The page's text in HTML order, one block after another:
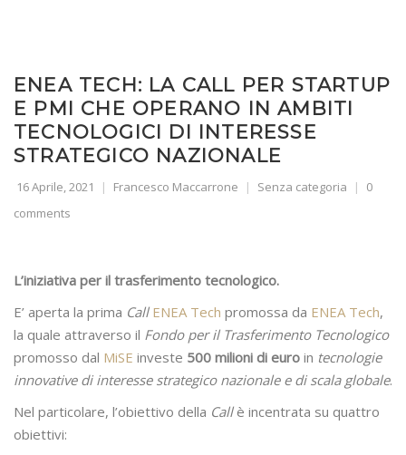
ENEA TECH: LA CALL PER STARTUP
E PMI CHE OPERANO IN AMBITI
TECNOLOGICI DI INTERESSE
STRATEGICO NAZIONALE
16 Aprile, 2021 Francesco Maccarrone Senza categoria
0
comments
L’iniziativa per il trasferimento tecnologico.
E’ aperta la prima Call ENEA Tech promossa da ENEA Tech,
la quale attraverso il Fondo per il Trasferimento Tecnologico
promosso dal MiSE investe 500 milioni di euro in tecnologie
innovative di interesse strategico nazionale e di scala globale.
Nel particolare, l’obiettivo della Callè incentrata su quattro
obiettivi: